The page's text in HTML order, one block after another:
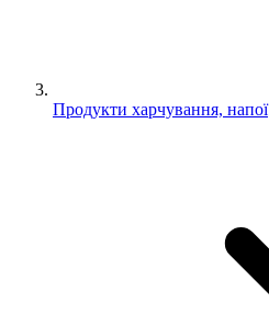
Продукти харчування, напої